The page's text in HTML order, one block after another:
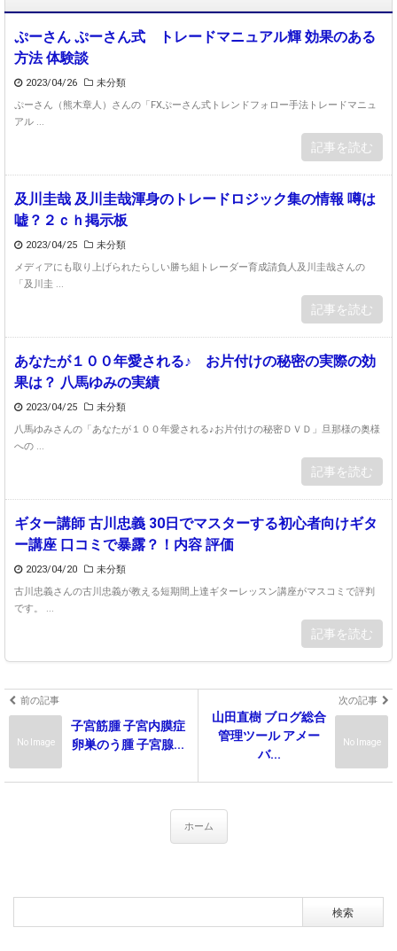
ぷーさん ぷーさん式 トレードマニュアル輝 効果のある
方法 体験談
2023/04/26
未分類
ぷーさん（熊木章人）さんの「FXぷーさん式トレンドフォロー手法トレードマニュ
アル ...
記事を読む
及川圭哉 及川圭哉渾身のトレードロジック集の情報 噂は
嘘？２ｃｈ掲示板
2023/04/25
未分類
メディアにも取り上げられたらしい勝ち組トレーダー育成請負人及川圭哉さんの
「及川圭 ...
記事を読む
あなたが１００年愛される♪ お片付けの秘密の実際の効
果は？ 八馬ゆみの実績
2023/04/25
未分類
八馬ゆみさんの「あなたが１００年愛される♪お片付けの秘密ＤＶＤ」旦那様の奥様
への ...
記事を読む
ギター講師 古川忠義 30日でマスターする初心者向けギタ
ー講座 口コミで暴露？！内容 評価
2023/04/20
未分類
古川忠義さんの古川忠義が教える短期間上達ギターレッスン講座がマスコミで評判
です。 ...
記事を読む
前の記事
No Image
子宮筋腫 子宮内膜症
卵巣のう腫 子宮腺...
次の記事
No Image
山田直樹 ブログ総合
管理ツール アメー
バ...
ホーム